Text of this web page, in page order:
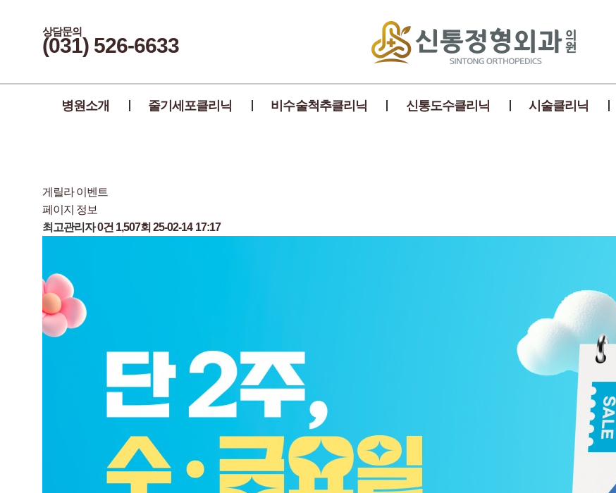
상담문의
(031) 526-6633
병원소개 줄기세포클리닉 비수술척추클리닉 신통도수클리닉 시술클리닉
게릴라 이벤트
페이지 정보
최고관리자0건 1,507회 25-02-14 17:17